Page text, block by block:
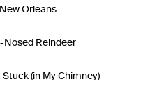
Orleans
Nosed Reindeer
(in My Chimney)